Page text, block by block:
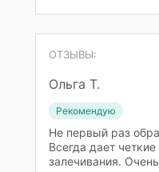
ОТЗЫВЫ:
Ольга Т.
Рекомендую
Не первый раз
Всегда дает
залечивания.